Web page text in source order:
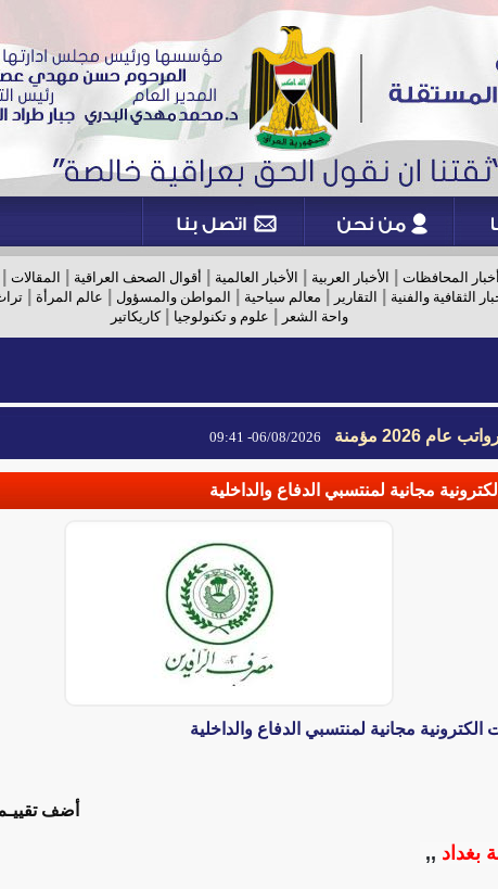
أخبار المحافظات الأخبار العربية الأخبار العالمية أقوال الصحف العراقية المقالات
الثقافية والفنية التقارير معالم سياحية المواطن والمسؤول عالم المرأة |
واحة الشعر
علوم و تكنولوجيا |كاريكاتير
عام 2026 مؤمنة 06/08/2026- 09:41
عام 2026 مؤمنة 06/08/2026- 09:41
مجانية لمنتسبي الدفاع والداخلية
مجانية لمنتسبي الدفاع والداخلية
أضف
بغداد ,,